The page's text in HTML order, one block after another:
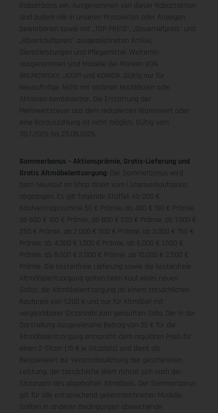
Rabattbasis ein. Ausgenommen von dieser Rabattaktion
sind zudem alle in unseren Prospekten oder Anzeigen
beworbenen sowie mit „TOP PREIS", „Dauertiefpreis" und
„Abverkaufspreis" ausgezeichneten Artikel,
Dienstleistungen und Pflegemittel. Weiterhin
ausgenommen sind Modelle der Marken VON
WILMOWSKY, JOOP! und KOINOR. Gültig nur für
Neuaufträge. Nicht mit anderen Nachlässen oder
Aktionen kombinierbar. Die Erstattung der
Mehrwertsteuer aus dem reduzierten Warenwert oder
eine Barauszahlung ist nicht möglich. Gültig vom
30.7.2026 bis 25.08.2026
Sommerbonus – Aktionsprämie, Gratis-Lieferung und
Gratis Altmöbelentsorgung: Der Sommerbonus wird
beim Neukauf im Shop direkt vom Listenverkaufspreis
abgezogen. Es gilt folgende Staffel: Ab 200 €
Kaufvertragssumme 50 € Prämie, ab 400 € 100 € Prämie,
ab 600 € 150 € Prämie, ab 800 € 200 € Prämie, ab 1.000 €
250 € Prämie, ab 2.000 € 500 € Prämie, ab 3.000 € 750 €
Prämie, ab 4.000 € 1.000 € Prämie, ab 6.000 € 1.500 €
Prämie, ab 8.000 € 2.000 € Prämie, ab 10.000 € 2.500 €
Prämie. Die kostenfreie Lieferung sowie die kostenfreie
Altmöbelentsorgung gelten beim Kauf eines neuen
Sofas; die Altmöbelentsorgung ab einem tatsächlichen
Kaufpreis von 1.200 € und nur für Altmöbel mit
vergleichbarer Sitzanzahl zum gekauften Sofa. Der in der
Darstellung ausgewiesene Betrag von 30 € für die
Altmöbelentsorgung entspricht dem regulären Preis für
einen 2-Sitzer (15 € je Sitzplatz) und dient als
Beispielwert zur Veranschaulichung der geschenkten
Leistung; der tatsächliche Wert richtet sich nach der
Sitzanzahl des abgeholten Altmöbels. Der Sommerbonus
gilt für alle entsprechend gekennzeichneten Modelle.
Sollten in anderen Bedingungen abweichende